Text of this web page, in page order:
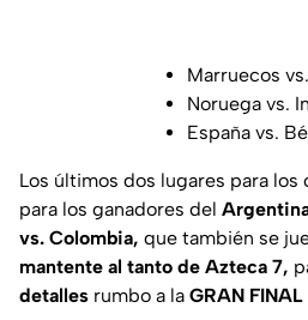
Marruecos
Noruega vs.
España vs.
Los últimos dos lugares para los
para los ganadores del
vs. Colombia, que también se
mantente al tanto de Azteca 7,
detalles rumbo a la GRAN FINAL